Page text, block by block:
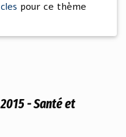
pour ce thème
- Santé et